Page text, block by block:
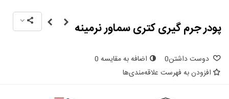
پودر جرم گیری کتری سماور نرمینه
دوست داشتن0 اضافه به مقایسه 0
افزودن به فهرست علاقه‌مندی‌ها